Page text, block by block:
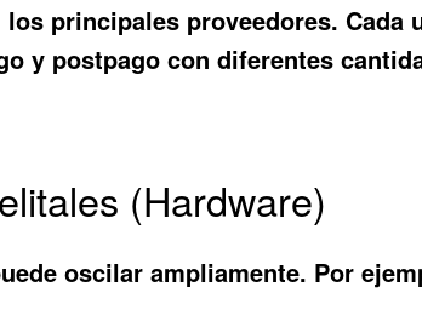
principales proveedores.
y postpago con diferentes
(Hardware)
oscilar ampliamente. Por